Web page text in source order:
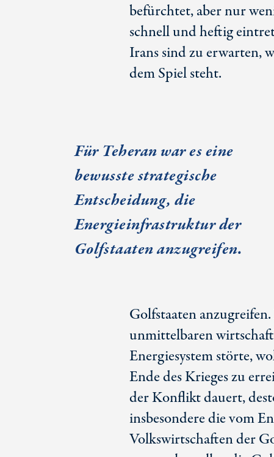
befürchtet, aber nur
schnell und heftig
Irans sind zu erwarten,
dem Spiel steht.
Für Teheran war es eine
bewusste strategische
Entscheidung, die
Energieinfrastruktur der
Golfstaaten anzugreifen.
Golfstaaten
unmittelbaren
Energiesystem störte,
Ende des Krieges zu
der Konflikt dauert,
insbesondere die vom
Volkswirtschaften der